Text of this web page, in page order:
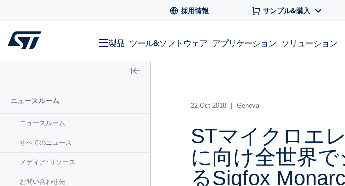
採用情報 サンプル&購入
製品 ツール&ソフトウェア アプリケーション ソリューション
ニュースルーム
ニュースルーム
すべてのニュース
メディア･リソース
お問い合わせ先
22 Oct 2018 Geneva
STマイクロエ
に向け全世界
るSigfox